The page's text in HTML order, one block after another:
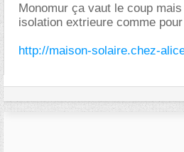
Monomur ça vaut le coup
isolation extrieure comme
http://maison-solaire.chez-